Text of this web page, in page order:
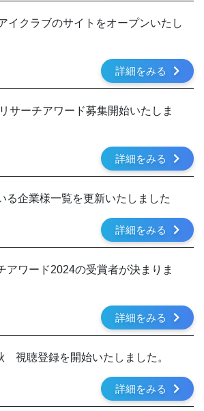
イクラブのサイトをオープンいたし
詳細をみる
サーチアワード募集開始いたしま
詳細をみる
る企業様一覧を更新いたしました
詳細をみる
アワード2024の受賞者が決まりま
詳細をみる
視聴登録を開始いたしました。
詳細をみる